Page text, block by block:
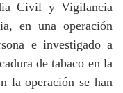
Civil y Vigilancia
en una operación
e investigado a
de tabaco en la
la operación se han